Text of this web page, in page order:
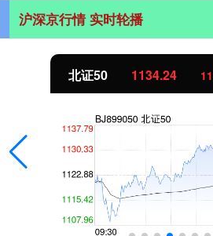
沪深京行情 实时轮播
北证50 1134.24